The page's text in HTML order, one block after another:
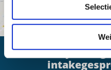
R
Altijd een